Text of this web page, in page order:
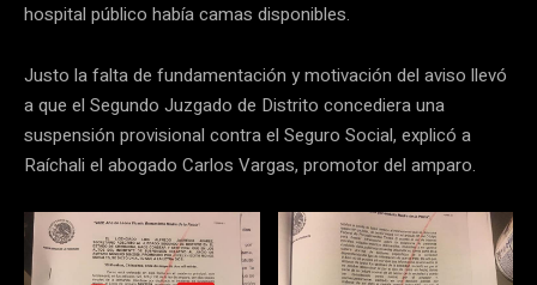
hospital público había camas disponibles.
Justo la falta de fundamentación y motivación del aviso llevó
a que el Segundo Juzgado de Distrito concediera una
suspensión provisional contra el Seguro Social, explicó a
Raíchali el abogado Carlos Vargas, promotor del amparo.